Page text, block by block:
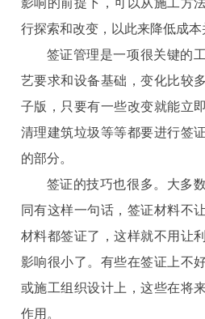
行探索和改变，以此来降低成本
签证管理是一项很关键的
艺要求和设备基础，变化比较
子版，只要有一些改变就能立
清理建筑垃圾等等都要进行签
的部分。
签证的技巧也很多。大多
同有这样一句话，签证材料不
材料都签证了，这样就不用让
影响很小了。有些在签证上不
或施工组织设计上，这些在将
作用。